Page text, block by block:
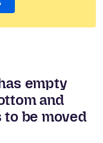
empty
and
be moved